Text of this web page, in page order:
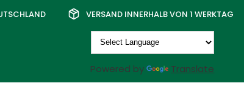
VERSAND INNERHALB VON 1 WERKTAG
Powered by Translate